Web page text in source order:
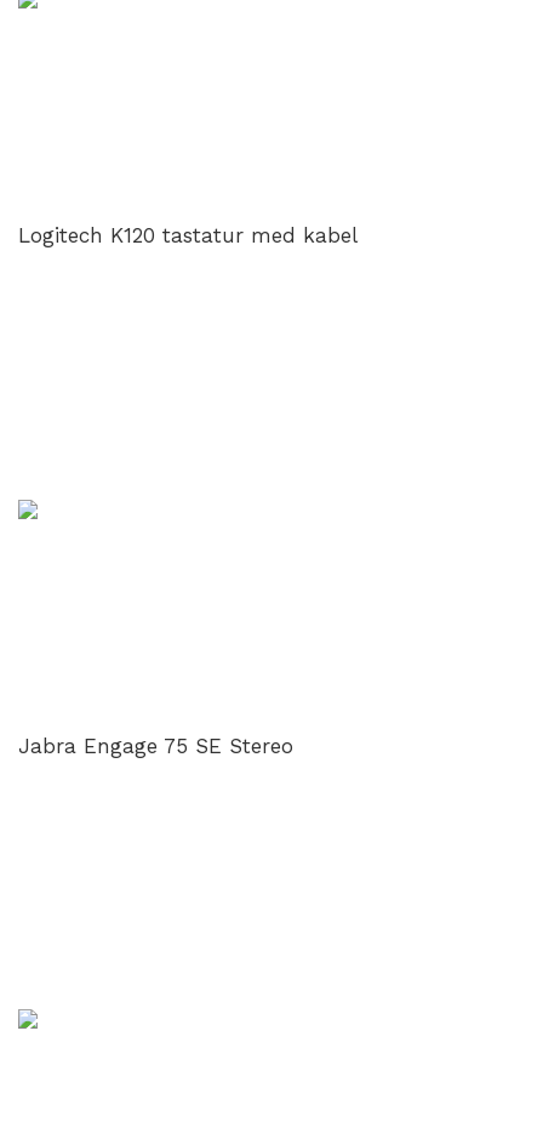
Logitech K120 tastatur med kabel
Jabra Engage 75 SE Stereo